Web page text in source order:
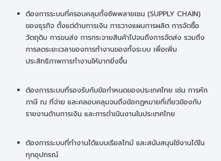
ต้องการระบบที่ครอบคลุมทั้งซัพพลายเชน (SUPPLY CHAIN)
ของธุรกิจ ตั้งแต่ด้านการเงิน การวางแผนการผลิต การจัดซื้อ
วัตถุดิบ การขนส่ง การกระจายสินค้าไปจนถึงการจัดส่ง รวมถึง
การลดระยะเวลาของการทำงานของทั้งระบบ เพื่อเพิ่ม
ประสิทธิภาพการทำงานให้มากยิ่งขึ้น
ต้องการระบบที่รองรับกับข้อกำหนดของประเทศไทย เช่น การหัก
ภาษี ณ ที่จ่าย และคลอบคลุมจนถึงข้อกฏหมายที่เกี่ยวข้องกับ
รายงานด้านการเงิน และการดำเนินงานในประเทศไทย
ต้องการระบบที่ทำงานได้แบบเรียลไทม์ และสนับสนุนใช้งานได้ใน
ทุกอุปกรณ์